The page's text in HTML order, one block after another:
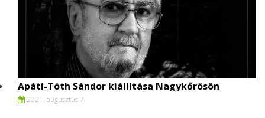
Apáti-Tóth Sándor kiállítása Nagykőrösön
2021. augusztus 7.